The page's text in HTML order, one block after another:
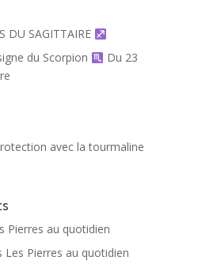
DU SAGITTAIRE
du Scorpion
Du 23
avec la tourmaline
Pierres au quotidien
Les Pierres au quotidien